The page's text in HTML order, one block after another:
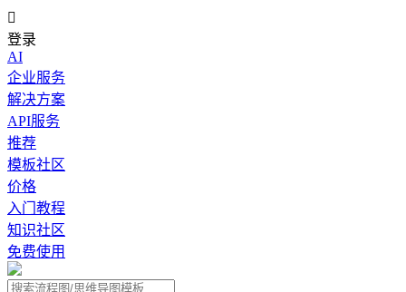

登录
AI
企业服务
解决方案
API服务
推荐
模板社区
价格
入门教程
知识社区
免费使用